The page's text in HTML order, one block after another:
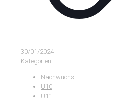
30/01/2024
Kategorien
Nachwuchs
U10
U11